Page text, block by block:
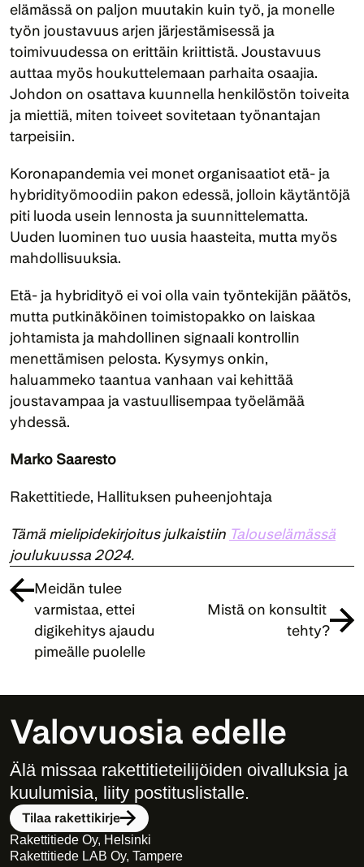
elämässä on paljon muutakin kuin työ, ja monelle
työn joustavuus arjen järjestämisessä ja
toimivuudessa on erittäin kriittistä. Joustavuus
auttaa myös houkuttelemaan parhaita osaajia.
Johdon on osattava kuunnella henkilöstön toiveita
ja miettiä, miten toiveet sovitetaan työnantajan
tarpeisiin.
Koronapandemia vei monet organisaatiot etä- ja
hybridityömoodiin pakon edessä, jolloin käytäntöjä
piti luoda usein lennosta ja suunnittelematta.
Uuden luominen tuo uusia haasteita, mutta myös
mahdollisuuksia.
Etä- ja hybridityö ei voi olla vain työntekijän päätös,
mutta putkinäköinen toimistopakko on laiskaa
johtamista ja mahdollinen signaali kontrollin
menettämisen pelosta. Kysymys onkin,
haluammeko taantua vanhaan vai kehittää
joustavampaa ja vastuullisempaa työelämää
yhdessä.
Marko Saaresto
Rakettitiede, Hallituksen puheenjohtaja
Tämä mielipidekirjoitus julkaistiin Talouselämässä
joulukuussa 2024.
Meidän tulee
varmistaa, ettei
digikehitys ajaudu
pimeälle puolelle
Mistä on konsultit
tehty?
Valovuosia edelle
Älä missaa rakettitieteilijöiden oivalluksia ja
kuulumisia, liity postituslistalle.
Tilaa rakettikirje
Rakettitiede Oy, Helsinki
Rakettitiede LAB Oy, Tampere